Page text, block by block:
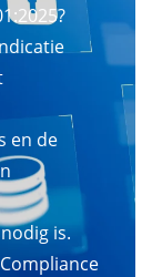
en de
is.